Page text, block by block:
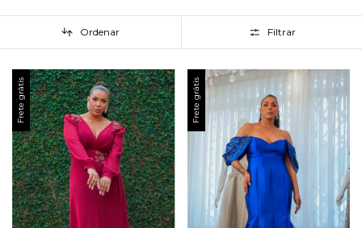
Ordenar Filtrar
Frete grátis Frete grátis